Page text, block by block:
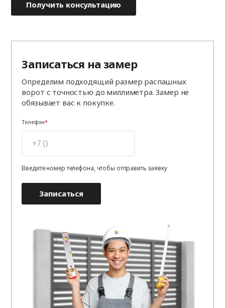
Получить консультацию
Записаться на замер
Определим подходящий размер распашных
ворот с точностью до миллиметра. Замер не
обязывает вас к покупке.
Телефон
Введите номер телефона, чтобы отправить заявку
Записаться